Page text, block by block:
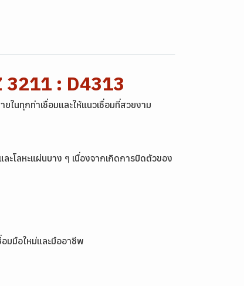
3211 : D4313
นทุกท่าเชื่อมและให้แนวเชื่อมที่สวยงาม
ะโลหะแผ่นบาง ๆ เนื่องจากเกิดการบิดตัวของ
มมือใหม่และมืออาชีพ